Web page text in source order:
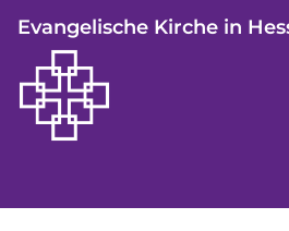
Evangelische Kirche in